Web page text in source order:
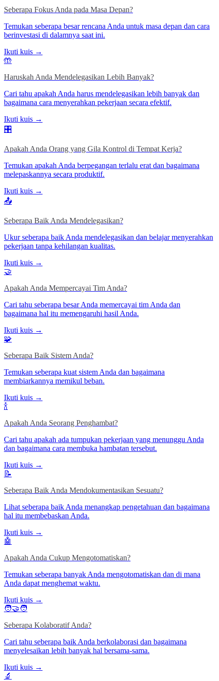
Seberapa Fokus Anda pada Masa Depan?
Temukan seberapa besar rencana Anda untuk masa depan dan cara
berinvestasi di dalamnya saat ini.
Ikuti kuis →
🤲
Haruskah Anda Mendelegasikan Lebih Banyak?
Cari tahu apakah Anda harus mendelegasikan lebih banyak dan
bagaimana cara menyerahkan pekerjaan secara efektif.
Ikuti kuis →
🎛️
Apakah Anda Orang yang Gila Kontrol di Tempat Kerja?
Temukan apakah Anda berpegangan terlalu erat dan bagaimana
melepaskannya secara produktif.
Ikuti kuis →
📤
Seberapa Baik Anda Mendelegasikan?
Ukur seberapa baik Anda mendelegasikan dan belajar menyerahkan
pekerjaan tanpa kehilangan kualitas.
Ikuti kuis →
🤝
Apakah Anda Mempercayai Tim Anda?
Cari tahu seberapa besar Anda memercayai tim Anda dan
bagaimana hal itu memengaruhi hasil Anda.
Ikuti kuis →
🧩
Seberapa Baik Sistem Anda?
Temukan seberapa kuat sistem Anda dan bagaimana
membiarkannya memikul beban.
Ikuti kuis →
🍾
Apakah Anda Seorang Penghambat?
Cari tahu apakah ada tumpukan pekerjaan yang menunggu Anda
dan bagaimana cara membuka hambatan tersebut.
Ikuti kuis →
📝
Seberapa Baik Anda Mendokumentasikan Sesuatu?
Lihat seberapa baik Anda menangkap pengetahuan dan bagaimana
hal itu membebaskan Anda.
Ikuti kuis →
🤖
Apakah Anda Cukup Mengotomatiskan?
Temukan seberapa banyak Anda mengotomatiskan dan di mana
Anda dapat menghemat waktu.
Ikuti kuis →
🧑‍🤝‍🧑
Seberapa Kolaboratif Anda?
Cari tahu seberapa baik Anda berkolaborasi dan bagaimana
menyelesaikan lebih banyak hal bersama-sama.
Ikuti kuis →
🔬